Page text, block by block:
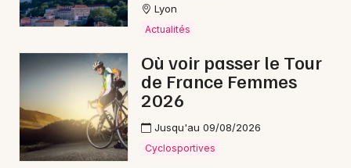
Lyon
Actualités
Où voir passer le Tour
de France Femmes
2026
Jusqu'au 09/08/2026
Cyclosportives